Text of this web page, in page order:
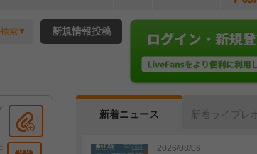
索 新規情報投稿
新着ニュース 新着ライブレ
2026/08/06